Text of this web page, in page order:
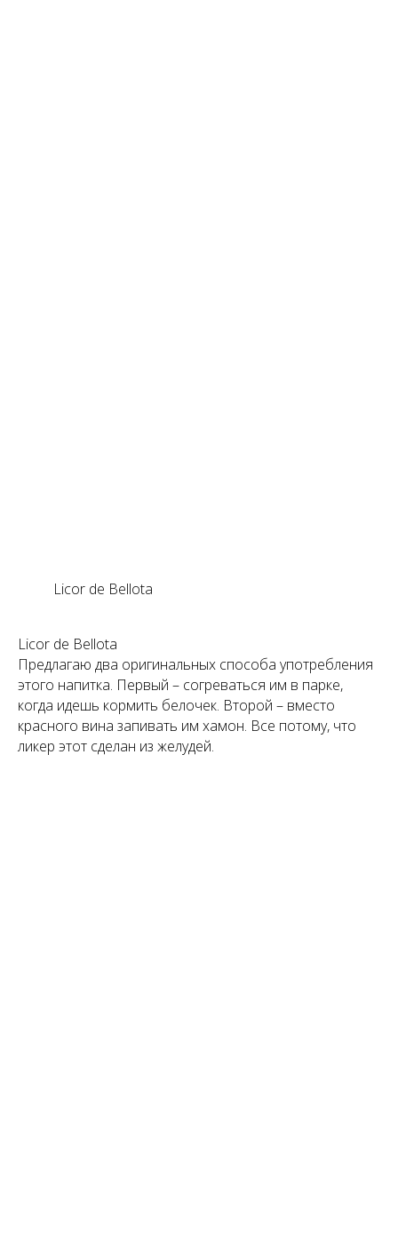
Licor de Bellota
Licor de Bellota
Предлагаю два оригинальных способа употребления
этого напитка. Первый – согреваться им в парке,
когда идешь кормить белочек. Второй – вместо
красного вина запивать им хамон. Все потому, что
ликер этот сделан из желудей.